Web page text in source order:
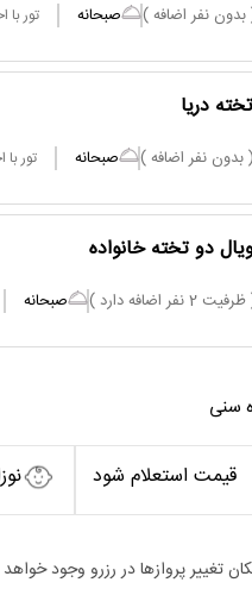
بدون نفر اضافه ) صبحانه تور
دریا
( بدون نفر اضافه ) صبحانه تور
دو تخته خانواده
2 نفر اضافه دارد ) صبحانه
سنی
قیمت استعلام شود
تغییر پروازها در رزرو وجود